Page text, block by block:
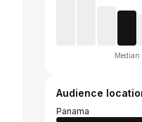
Median
Audience
Panama